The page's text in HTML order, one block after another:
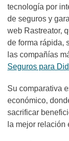
tecnología por
de seguros y
web Rastreator,
de forma rápida,
las compañías
Seguros para
Su comparativa
económico,
sacrificar
la mejor relación